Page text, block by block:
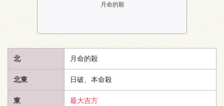
月命的殺
北 月命的殺
北東 日破、本命殺
東 最大吉方